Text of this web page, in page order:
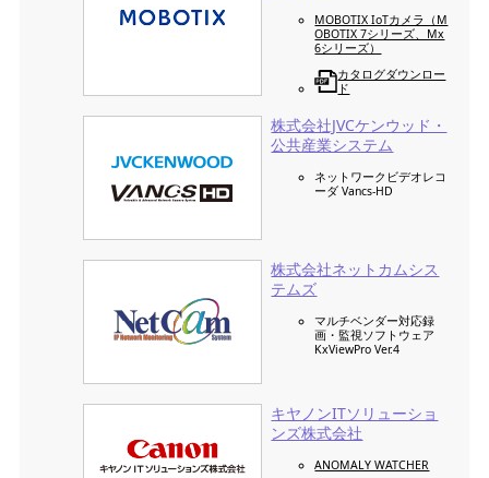
MOBOTIX IoTカメラ（M
OBOTIX 7シリーズ、Mx
6シリーズ）
カタログダウンロー
ド
株式会社JVCケンウッド・
公共産業システム
ネットワークビデオレコ
ーダ Vancs-HD
株式会社ネットカムシス
テムズ
マルチベンダー対応録
画・監視ソフトウェア
KxViewPro Ver.4
キヤノンITソリューショ
ンズ株式会社
ANOMALY WATCHER